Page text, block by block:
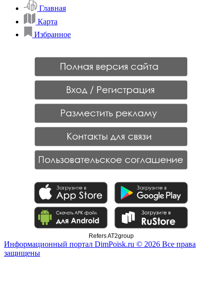
Главная
Карта
Избранное
Refers AT2group
Информационный портал DimPoisk.ru © 2026 Все права
защищены